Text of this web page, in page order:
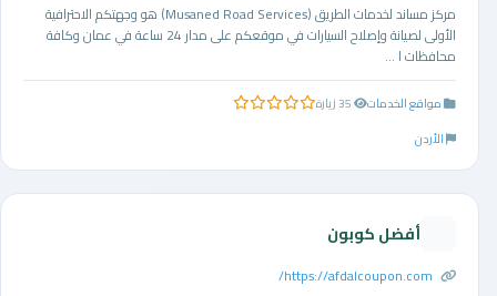
مركز مساند لخدمات الطريق (Musaned Road Services) هو وجهتكم الاحترافية
الأولى لصيانة وإصلاح السيارات في موقعكم على مدار 24 ساعة في عمان وكافة
محافظات ا ...
مواقع الخدمات 0.0 من 5 نجوم
الأردن
أفضل كوبون
https://afdalcoupon.com/